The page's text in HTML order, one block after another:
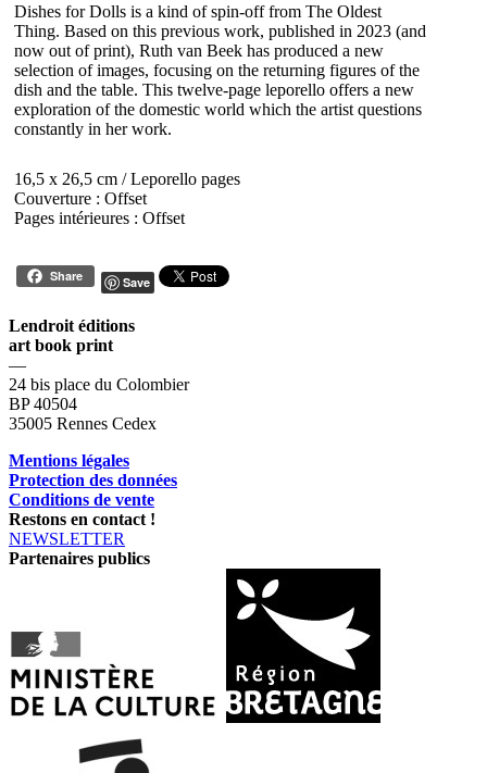
Dishes for Dolls is a kind of spin-off from The Oldest
Thing. Based on this previous work, published in 2023 (and
now out of print), Ruth van Beek has produced a new
selection of images, focusing on the returning figures of the
dish and the table. This twelve-page leporello offers a new
exploration of the domestic world which the artist questions
constantly in her work.
16,5 x 26,5 cm / Leporello pages
Couverture : Offset
Pages intérieures : Offset
Share Save
Lendroit éditions
art book print
—
24 bis place du Colombier
BP 40504
35005 Rennes Cedex
Mentions légales
Protection des données
Conditions de vente
Restons en contact !
NEWSLETTER
Partenaires publics